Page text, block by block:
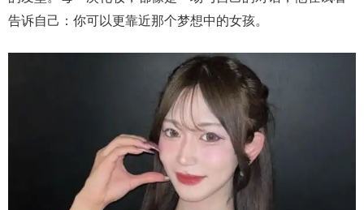
告诉自己：你可以更靠近那个梦想中的女孩。